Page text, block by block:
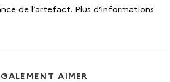
de l’artefact. Plus d’informations
AIMER